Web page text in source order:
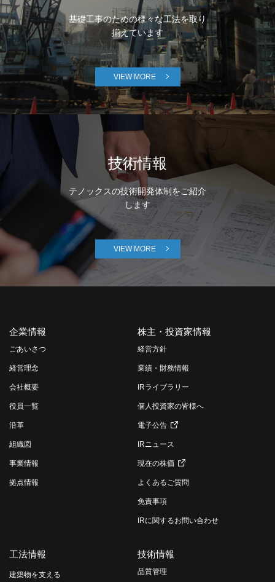
基礎工事のための様々な工法を取り
揃えています
VIEW MORE
技術情報
テノックスの技術開発体制をご紹介
します
VIEW MORE
企業情報
ごあいさつ
経営理念
会社概要
役員一覧
沿革
組織図
事業情報
拠点情報
株主・投資家情報
経営方針
業績・財務情報
IRライブラリー
個人投資家の皆様へ
電子公告
IRニュース
現在の株価
よくあるご質問
免責事項
IRに関するお問い合わせ
工法情報
建築物を支える
技術情報
品質管理